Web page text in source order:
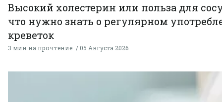
Высокий холестерин или польза для
что нужно знать о регулярном
креветок
3 мин на прочтение 05 Августа 2026